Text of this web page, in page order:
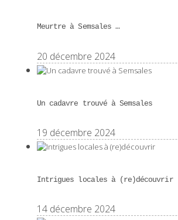
Meurtre à Semsales …
20 décembre 2024
Un cadavre trouvé à Semsales
19 décembre 2024
Intrigues locales à (re)découvrir
14 décembre 2024